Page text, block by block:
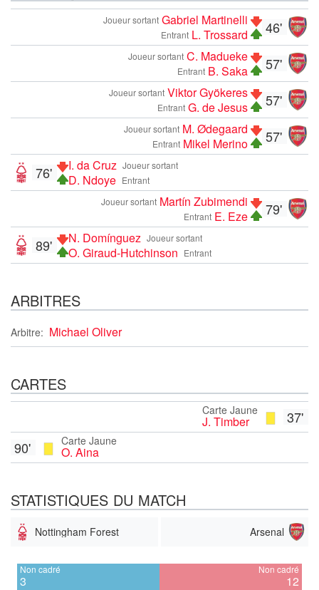
46'
Joueur sortant Gabriel Martinelli
Entrant L. Trossard
57'
Joueur sortant C. Madueke
Entrant B. Saka
57'
Joueur sortant Viktor Gyökeres
Entrant G. de Jesus
57'
Joueur sortant M. Ødegaard
Entrant Mikel Merino
Joueur sortant
I. da Cruz
Entrant
D. Ndoye
76'
79'
Joueur sortant Martín Zubimendi
Entrant E. Eze
Joueur sortant
N. Domínguez
Entrant
O. Giraud-Hutchinson
89'
ARBITRES
Arbitre: Michael Oliver
CARTES
37'
Carte Jaune
J. Timber
Carte Jaune
O. Aina
90'
STATISTIQUES DU MATCH
Nottingham Forest Arsenal
Non cadré
3
Non cadré
12